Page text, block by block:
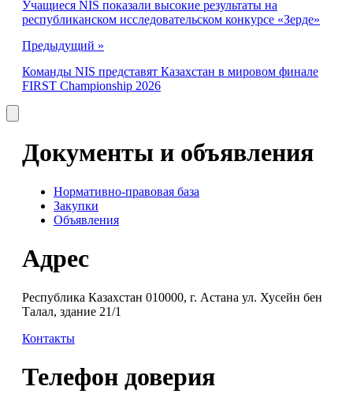
Учащиеся NIS показали высокие результаты на
республиканском исследовательском конкурсе «Зерде»
Предыдущий »
Команды NIS представят Казахстан в мировом финале
FIRST Championship 2026
Документы и объявления
Нормативно-правовая база
Закупки
Объявления
Адрес
Республика Казахстан 010000, г. Астана ул. Хусейн бен
Талал, здание 21/1
Контакты
Телефон доверия